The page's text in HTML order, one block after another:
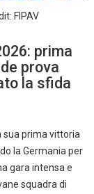
FIPAV
prima
prova
la sfida
sua prima vittoria
la Germania per
gara intensa e
squadra di